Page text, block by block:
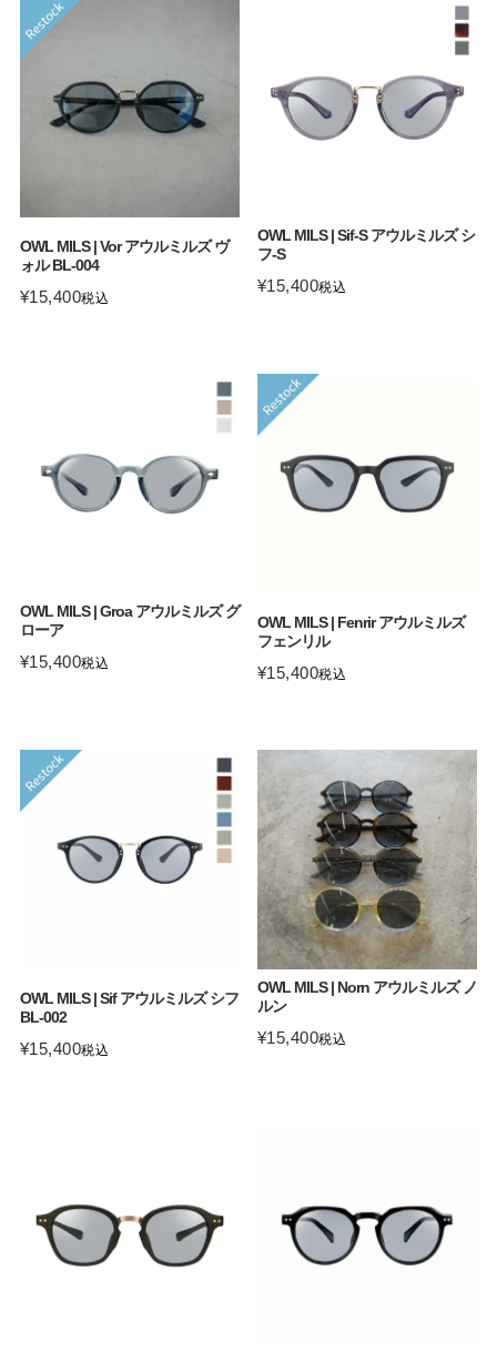
OWL MILS | Vor アウルミルズ ヴ
ォル BL-004
¥15,400税込
OWL MILS | Sif-S アウルミルズ シ
フ-S
¥15,400税込
OWL MILS | Groa アウルミルズ グ
ローア
¥15,400税込
OWL MILS | Fenrir アウルミルズ
フェンリル
¥15,400税込
OWL MILS | Sif アウルミルズ シフ
BL-002
¥15,400税込
OWL MILS | Norn アウルミルズ ノ
ルン
¥15,400税込